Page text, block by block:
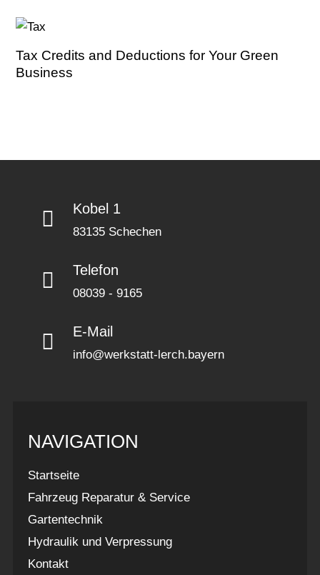
Tax Credits and Deductions for Your Green
Business
Kobel 1
83135 Schechen
Telefon
08039 - 9165
E-Mail
info@werkstatt-lerch.bayern
NAVIGATION
Startseite
Fahrzeug Reparatur & Service
Gartentechnik
Hydraulik und Verpressung
Kontakt